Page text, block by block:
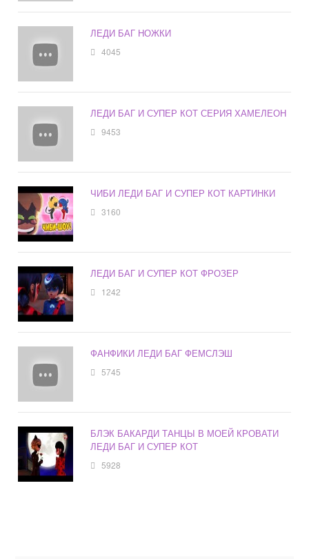
ЛЕДИ БАГ НОЖКИ
4045
ЛЕДИ БАГ И СУПЕР КОТ СЕРИЯ ХАМЕЛЕОН
9453
ЧИБИ ЛЕДИ БАГ И СУПЕР КОТ КАРТИНКИ
3160
ЛЕДИ БАГ И СУПЕР КОТ ФРОЗЕР
1242
ФАНФИКИ ЛЕДИ БАГ ФЕМСЛЭШ
5745
БЛЭК БАКАРДИ ТАНЦЫ В МОЕЙ КРОВАТИ
ЛЕДИ БАГ И СУПЕР КОТ
5928